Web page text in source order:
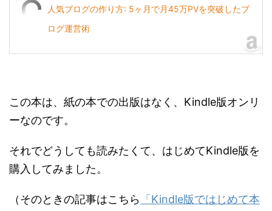
人気ブログの作り方: 5ヶ月で月45万PVを突破したブ
ログ運営術
この本は、紙の本での出版はなく、Kindle版オンリ
ーなのです。
それでどうしても読みたくて、はじめてKindle版を
購入してみました。
（そのときの記事はこちら 「Kindle版ではじめて本